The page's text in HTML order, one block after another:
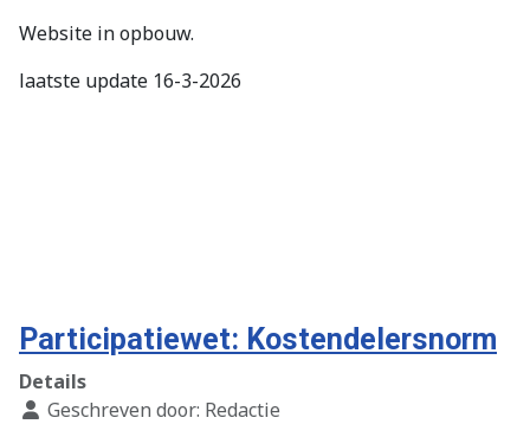
Website in opbouw.
laatste update 16-3-2026
Participatiewet: Kostendelersnorm
Details
Geschreven door: Redactie